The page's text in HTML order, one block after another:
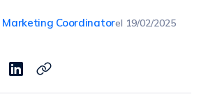
Marketing Coordinatorel 19/02/2025